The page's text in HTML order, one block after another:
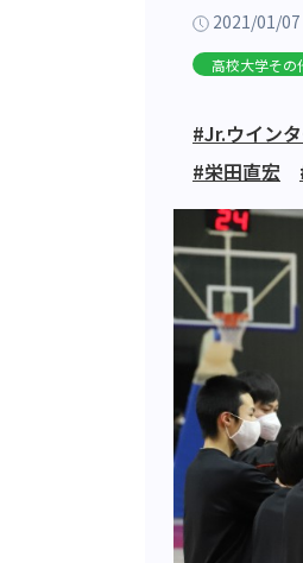
2021/01/07
高校大学その
#Jr.ウイン
#栄田直宏